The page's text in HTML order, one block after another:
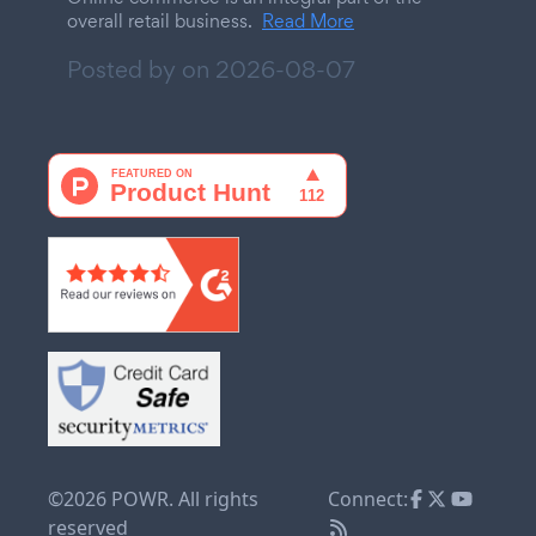
overall retail business. Read More
Posted by on 2026-08-07
©2026 POWR. All rights
reserved
Connect: